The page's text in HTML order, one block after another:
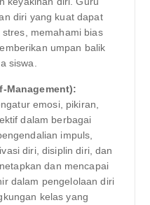
diri yang kuat dapat
memahami bias
umpan balik
siswa.
Management):
emosi, pikiran,
dalam berbagai
impuls,
diri, disiplin diri, dan
dan mencapai
dalam pengelolaan diri
kelas yang